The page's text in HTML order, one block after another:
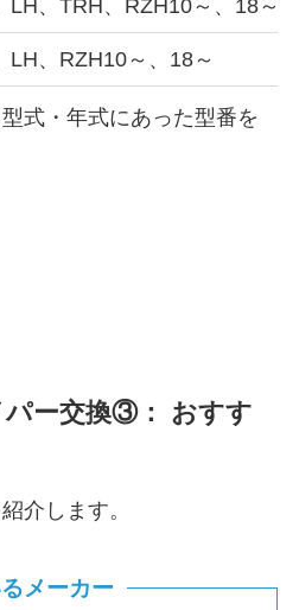
LH、TRH、RZH10～、18～
LH、RZH10～、18～
式・年式にあった型番を
パー交換③： おすす
介します。
メーカー